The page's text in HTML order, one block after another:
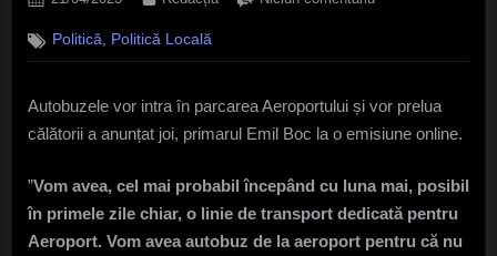
prelua
din
parcarea
Politică, Politică Locală
Autobuzele vor intra în parcarea Aeroportului și vor prelua
călătorii a anunțat joi, primarul Emil Boc la o emisiune online.
”Vom avea, cel mai probabil începând cu luna mai, posibil
în primele zile chiar, o linie de transport dedicată pentru
Aeroport. Vom avea autobuz de la aeroport pentru că nu